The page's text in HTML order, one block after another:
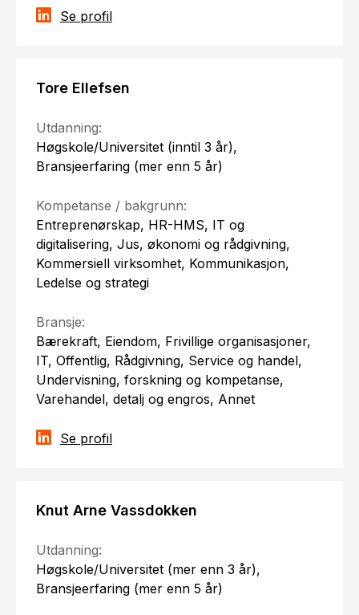
Se profil
Tore Ellefsen
Utdanning:
Høgskole/Universitet (inntil 3 år),
Bransjeerfaring (mer enn 5 år)
Kompetanse / bakgrunn:
Entreprenørskap, HR-HMS, IT og
digitalisering, Jus, økonomi og rådgivning,
Kommersiell virksomhet, Kommunikasjon,
Ledelse og strategi
Bransje:
Bærekraft, Eiendom, Frivillige organisasjoner,
IT, Offentlig, Rådgivning, Service og handel,
Undervisning, forskning og kompetanse,
Varehandel, detalj og engros, Annet
Se profil
Knut Arne Vassdokken
Utdanning:
Høgskole/Universitet (mer enn 3 år),
Bransjeerfaring (mer enn 5 år)